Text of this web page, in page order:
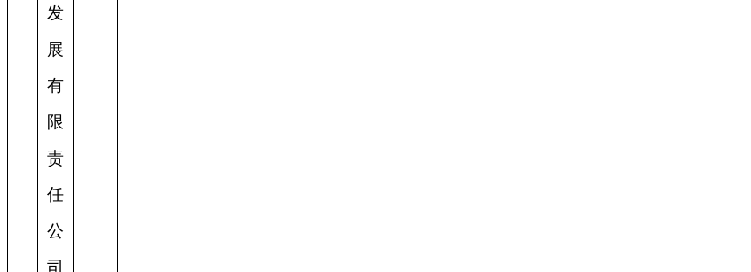
发
展
有
限
责
任
公
司